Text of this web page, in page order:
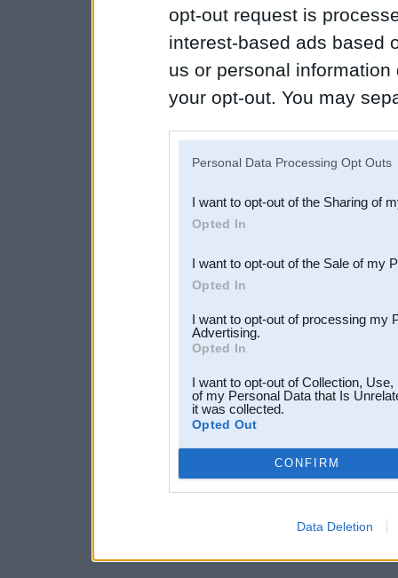
opt-out request is
interest-based ads based
us or personal
your opt-out. You may
Downstream Participants
third parties.
Personal Data Processing Opt Outs
I want to opt-out of the Sharing of
Opted In
I want to opt-out of the Sale of my
Opted In
I want to opt-out of processing my
Advertising.
Opted In
I want to opt-out of Collection,
of my Personal Data that Is
it was collected.
Opted Out
CONFIRM
Data Deletion